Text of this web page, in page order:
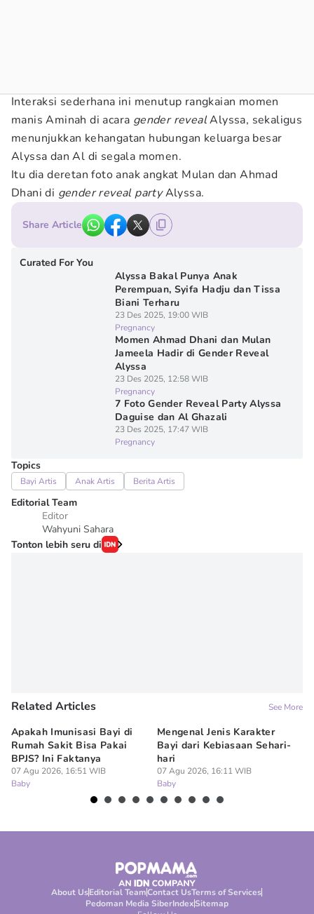
Interaksi sederhana ini menutup rangkaian momen
manis Aminah di acara gender revealAlyssa, sekaligus
menunjukkan kehangatan hubungan keluarga besar
Alyssa dan Al di segala momen.
Itu dia deretan foto anak angkat Mulan dan Ahmad
Dhani di gender reveal partyAlyssa.
Share Article
Curated For You
Alyssa Bakal Punya Anak
Perempuan, Syifa Hadju dan Tissa
Biani Terharu
23 Des 2025, 19:00 WIB
Pregnancy
Momen Ahmad Dhani dan Mulan
Jameela Hadir di Gender Reveal
Alyssa
23 Des 2025, 12:58 WIB
Pregnancy
7 Foto Gender Reveal Party Alyssa
Daguise dan Al Ghazali
23 Des 2025, 17:47 WIB
Pregnancy
Topics
Bayi Artis Anak Artis Berita Artis
Editorial Team
Editor
Wahyuni Sahara
Tonton lebih seru di
Related Articles See More
Apakah Imunisasi Bayi di
Rumah Sakit Bisa Pakai
BPJS? Ini Faktanya
07 Agu 2026, 16:51 WIB
Baby
Mengenal Jenis Karakter
Bayi dari Kebiasaan Sehari-
hari
07 Agu 2026, 16:11 WIB
Baby
About UsEditorial TeamContact UsTerms of Services
Pedoman Media SiberIndexSitemap